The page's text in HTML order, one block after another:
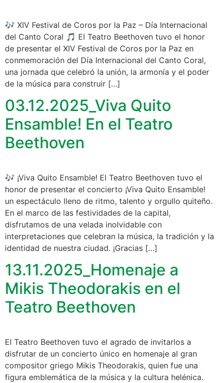
🎶 XIV Festival de Coros por la Paz – Día Internacional
del Canto Coral 🎵 El Teatro Beethoven tuvo el honor
de presentar el XIV Festival de Coros por la Paz en
conmemoración del Día Internacional del Canto Coral,
una jornada que celebró la unión, la armonía y el poder
de la música para construir […]
03.12.2025_Viva Quito
Ensamble! En el Teatro
Beethoven
🎶 ¡Viva Quito Ensamble! El Teatro Beethoven tuvo el
honor de presentar el concierto ¡Viva Quito Ensamble!
un espectáculo lleno de ritmo, talento y orgullo quiteño.
En el marco de las festividades de la capital,
disfrutamos de una velada inolvidable con
interpretaciones que celebran la música, la tradición y la
identidad de nuestra ciudad. ¡Gracias […]
13.11.2025_Homenaje a
Mikis Theodorakis en el
Teatro Beethoven
El Teatro Beethoven tuvo el agrado de invitarlos a
disfrutar de un concierto único en homenaje al gran
compositor griego Mikis Theodorakis, quien fue una
figura emblemática de la música y la cultura helénica.